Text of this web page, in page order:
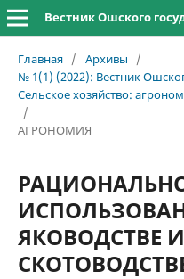
Главная / Архивы
/
№ 1(1) (2022): Вестник
Сельское хозяйство:
/
АГРОНОМИЯ
ЯКОВОДСТВЕ